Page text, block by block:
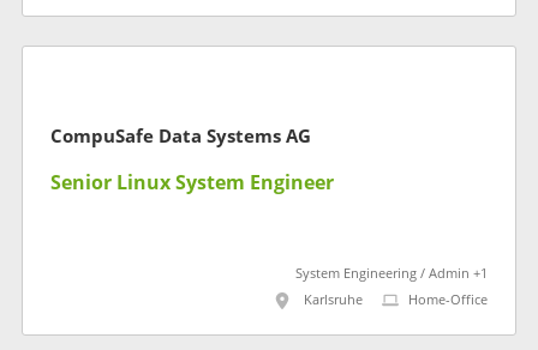
CompuSafe Data Systems AG
Senior Linux System Engineer
System Engineering / Admin +1
Karlsruhe
Home-Office